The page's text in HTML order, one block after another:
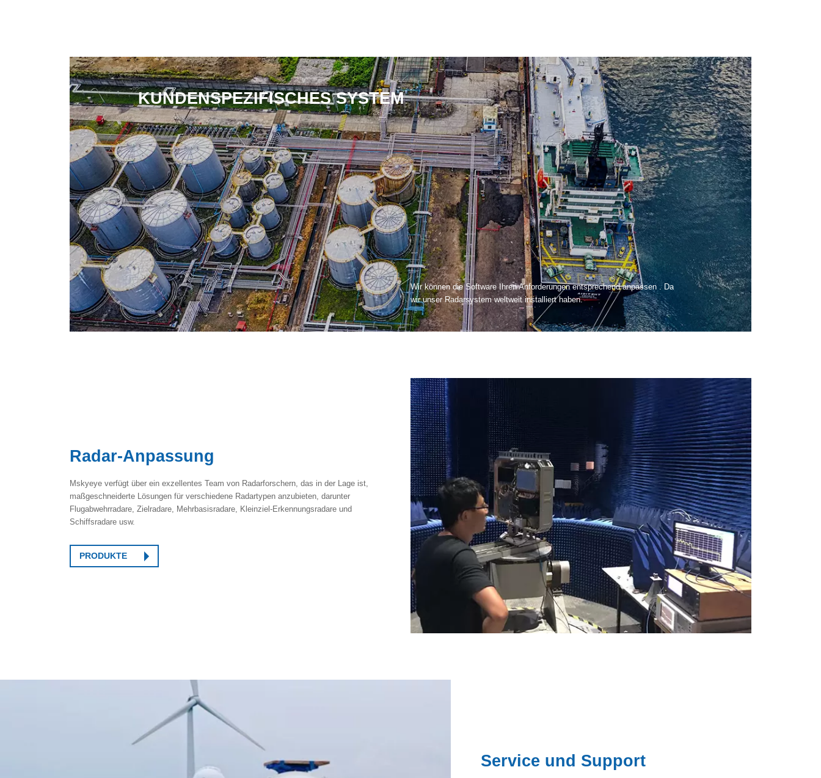
KUNDENSPEZIFISCHES SYSTEM
Wir können die Software Ihren Anforderungen entsprechend anpassen . Da
wir unser Radarsystem weltweit installiert haben.
Radar-Anpassung
Mskyeye verfügt über ein exzellentes Team von Radarforschern, das in der Lage ist,
maßgeschneiderte Lösungen für verschiedene Radartypen anzubieten, darunter
Flugabwehrradare, Zielradare, Mehrbasisradare, Kleinziel-Erkennungsradare und
Schiffsradare usw.
PRODUKTE
Service und Support